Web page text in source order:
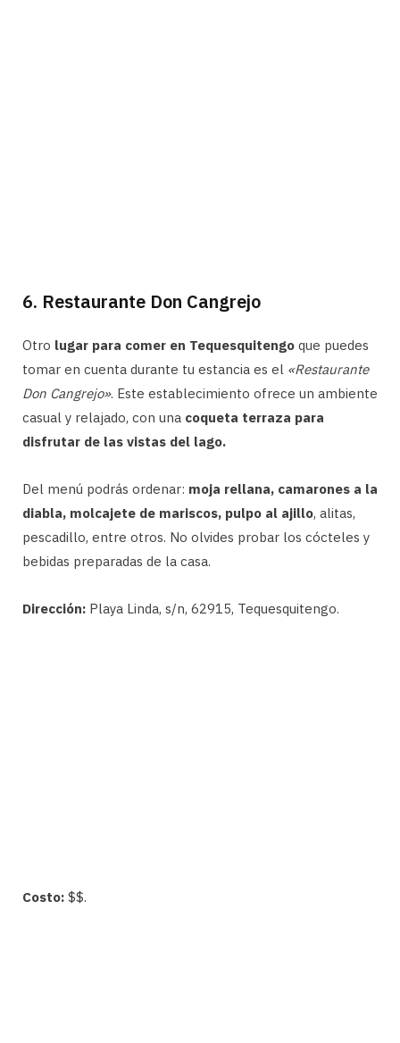
6. Restaurante Don Cangrejo
Otro lugar para comer en Tequesquitengo que puedes
tomar en cuenta durante tu estancia es el «Restaurante
Don Cangrejo». Este establecimiento ofrece un ambiente
casual y relajado, con una coqueta terraza para
disfrutar de las vistas del lago.
Del menú podrás ordenar: moja rellana, camarones a la
diabla, molcajete de mariscos, pulpo al ajillo, alitas,
pescadillo, entre otros. No olvides probar los cócteles y
bebidas preparadas de la casa.
Dirección: Playa Linda, s/n, 62915, Tequesquitengo.
Costo: $$.